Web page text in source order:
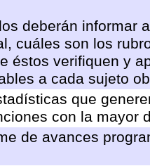
deberán informar
cuáles son los
éstos verifiquen y
a cada sujeto
que
con la mayor
de avances